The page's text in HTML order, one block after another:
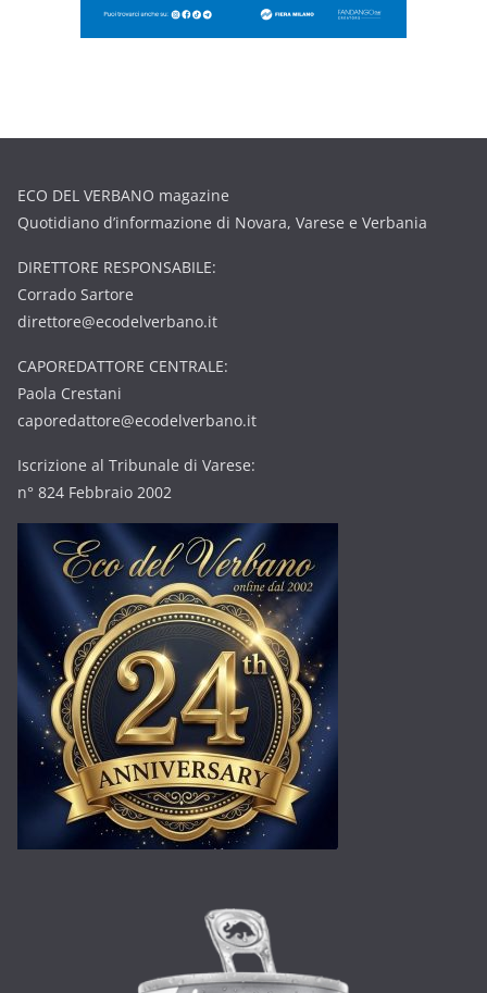
ECO DEL VERBANO magazine
Quotidiano d’informazione di Novara, Varese e Verbania
DIRETTORE RESPONSABILE:
Corrado Sartore
direttore@ecodelverbano.it
CAPOREDATTORE CENTRALE:
Paola Crestani
caporedattore@ecodelverbano.it
Iscrizione al Tribunale di Varese:
n° 824 Febbraio 2002